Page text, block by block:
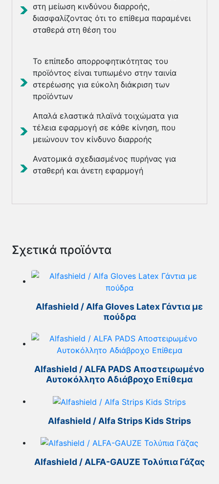
στη μείωση κινδύνου διαρροής,
διασφαλίζοντας ότι το επίθεμα παραμένει
σταθερά στη θέση του
Το επίπεδο απορροφητικότητας του
προϊόντος είναι τυπωμένο στην ταινία
στερέωσης για εύκολη διάκριση των
προϊόντων
Απαλά ελαστικά πλαϊνά τοιχώματα για
τέλεια εφαρμογή σε κάθε κίνηση, που
μειώνουν τον κίνδυνο διαρροής
Ανατομικά σχεδιασμένος πυρήνας για
σταθερή και άνετη εφαρμογή
Σχετικά προϊόντα
Alfashield / Alfa Gloves Latex Γάντια με
πούδρα
Alfashield / ALFA PADS Αποστειρωμένο
Αυτοκόλλητο Αδιάβροχο Επίθεμα
Alfashield / Alfa Strips Kids Strips
Alfashield / ALFA-GAUZE Τολύπια Γάζας